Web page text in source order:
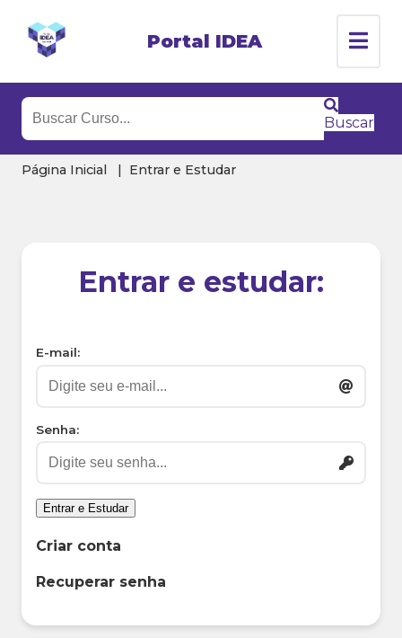
Portal IDEA
Buscar
Página Inicial Entrar e Estudar
Entrar e estudar:
E-mail:
Senha:
Entrar e Estudar
Criar conta
Recuperar senha